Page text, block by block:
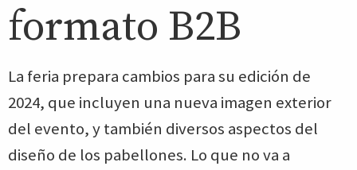
formato B2B
La feria prepara cambios para su edición de
2024, que incluyen una nueva imagen exterior
del evento, y también diversos aspectos del
diseño de los pabellones. Lo que no va a